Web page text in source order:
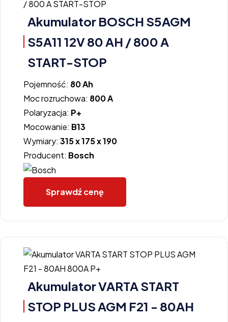
Akumulator BOSCH S5AGM
S5A11 12V 80 AH / 800 A
START-STOP
Pojemność: 80 Ah
Moc rozruchowa: 800 A
Polaryzacja: P+
Mocowanie: B13
Wymiary: 315 x 175 x 190
Producent: Bosch
Sprawdź cenę
Akumulator VARTA START
STOP PLUS AGM F21 - 80AH